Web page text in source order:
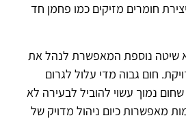
חומרים מזיקים כמו פחמן חד
שיטה נוספת המאפשרת לנהל את
חום גבוה מדי עלול לגרום
נמוך עשוי להוביל לבעירה לא
מאפשרות כיום ניהול מדויק של